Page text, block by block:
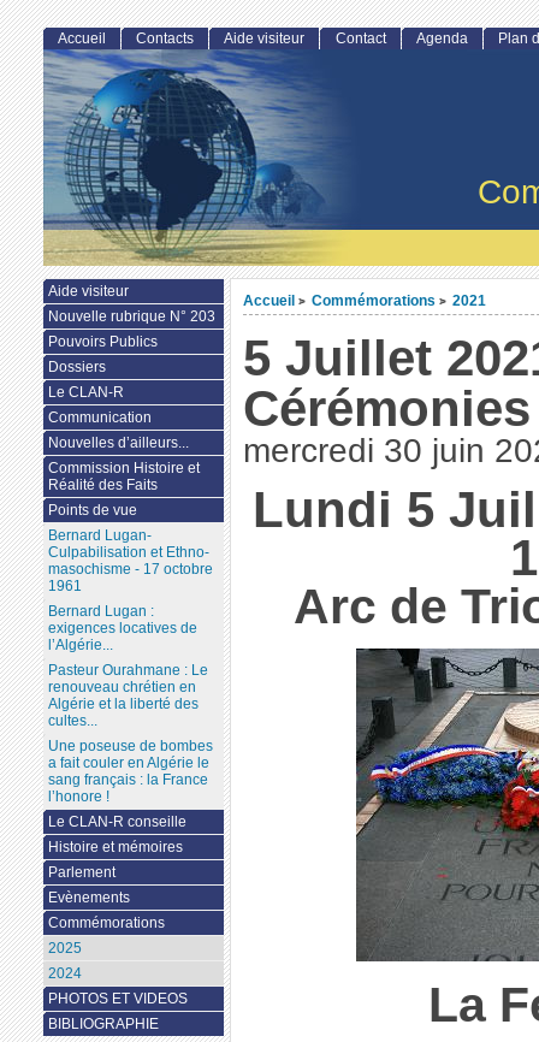
Accueil > Commémorations > 2021
5 Juillet
mercredi 30 juin
Lundi 5
Arc de
La
Accueil Contacts Aide visiteur Contact Agenda Plan
Aide visiteur
Nouvelle rubrique N° 203
Pouvoirs Publics
Dossiers
Le CLAN-R
Communication
Nouvelles d’ailleurs...
Commission Histoire et
Réalité des Faits
Points de vue
Bernard Lugan-
Culpabilisation et Ethno-
masochisme - 17 octobre
1961
Bernard Lugan :
exigences locatives de
l’Algérie...
Pasteur Ourahmane : Le
renouveau chrétien en
Algérie et la liberté des
cultes...
Une poseuse de bombes
a fait couler en Algérie le
sang français : la France
l’honore !
Le CLAN-R conseille
Histoire et mémoires
Parlement
Evènements
Commémorations
2025
2024
PHOTOS ET VIDEOS
BIBLIOGRAPHIE